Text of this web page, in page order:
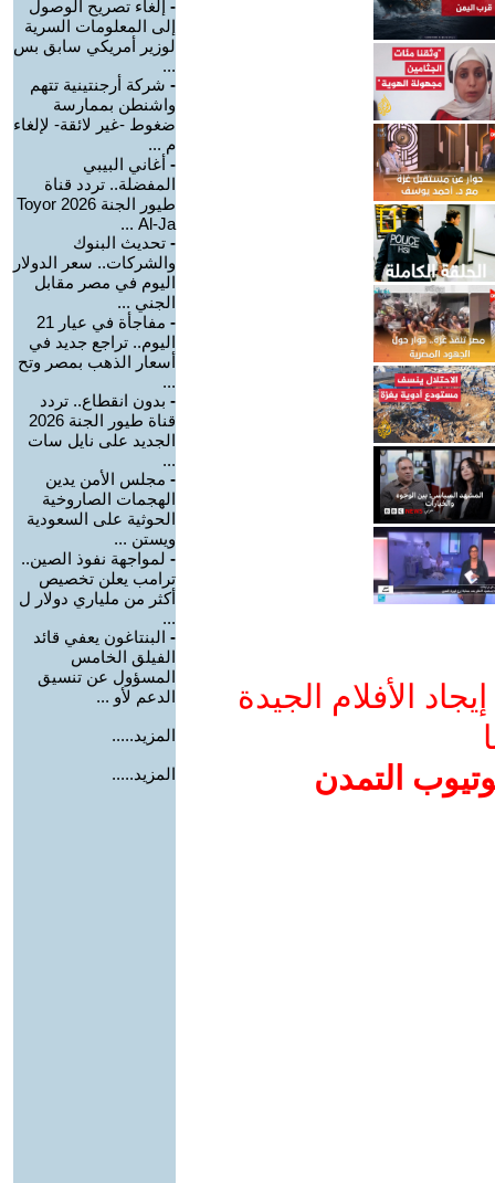
الأفلام الجيدة
التمدن
- إلغاء تصريح الوصول
إلى المعلومات السرية
لوزير أمريكي سابق بس
...
- شركة أرجنتينية تتهم
واشنطن بممارسة
ضغوط -غير لائقة- لإلغاء
م ...
- أغاني البيبي
المفضلة.. تردد قناة
طيور الجنة 2026 Toyor
Al-Ja ...
- تحديث البنوك
والشركات.. سعر الدولار
اليوم في مصر مقابل
الجني ...
-
مفاجأة في عيار 21
اليوم.. تراجع جديد في
أسعار الذهب بمصر وتح
...
- بدون انقطاع.. تردد
قناة طيور الجنة 2026
الجديد على نايل سات
...
- مجلس الأمن يدين
الهجمات الصاروخية
الحوثية على السعودية
ويستن ...
- لمواجهة نفوذ الصين..
ترامب يعلن تخصيص
أكثر من ملياري دولار ل
...
- البنتاغون يعفي قائد
الفيلق الخامس
المسؤول عن تنسيق
الدعم لأو ...
المزيد.....
المزيد.....